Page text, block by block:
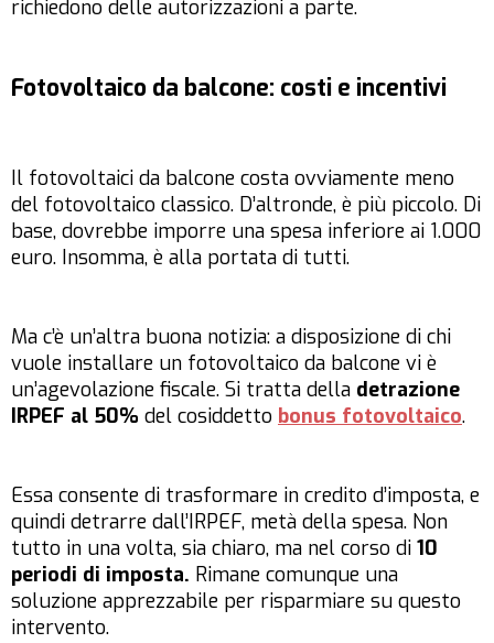
richiedono delle autorizzazioni a parte.
Fotovoltaico da balcone: costi e incentivi
Il fotovoltaici da balcone costa ovviamente meno
del fotovoltaico classico. D’altronde, è più piccolo. Di
base, dovrebbe imporre una spesa inferiore ai 1.000
euro. Insomma, è alla portata di tutti.
Ma c’è un’altra buona notizia: a disposizione di chi
vuole installare un fotovoltaico da balcone vi è
un’agevolazione fiscale. Si tratta della detrazione
IRPEF al 50% del cosiddetto bonus fotovoltaico.
Essa consente di trasformare in credito d’imposta, e
quindi detrarre dall’IRPEF, metà della spesa. Non
tutto in una volta, sia chiaro, ma nel corso di 10
periodi di imposta. Rimane comunque una
soluzione apprezzabile per risparmiare su questo
intervento.